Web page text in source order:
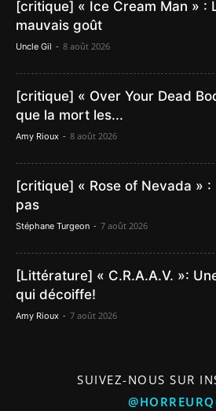
[critique] « Ice Cream Man » :
mauvais goût
Uncle Gil - 8 août 2026
[critique] « Over Your Dead
que la mort les...
Amy Rioux - 8 août 2026
[critique] « Rose of Nevada » :
pas
Stéphane Turgeon - 7 août 2026
[Littérature] « C.R.A.A.V. »:
qui décoiffe!
Amy Rioux - 7 août 2026
SUIVEZ-NOUS SUR